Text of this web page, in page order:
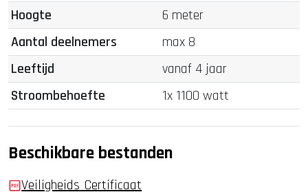
Hoogte
6 meter
Aantal deelnemers
max 8
Leeftijd
vanaf 4 jaar
Stroombehoefte
1x 1100 watt
Beschikbare bestanden
Veiligheids_Certificaat